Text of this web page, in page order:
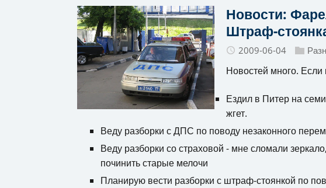
Новости:
Штраф-
2009-06-04
Новостей много. Если
Ездил в Питер на
жгет.
Веду разборки с ДПС по поводу незаконного
Веду разборки со страховой - мне сломали
починить старые мелочи
Планирую вести разборки с штраф-стоянкой по